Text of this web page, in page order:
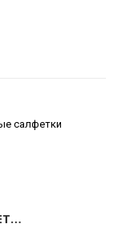
салфетки